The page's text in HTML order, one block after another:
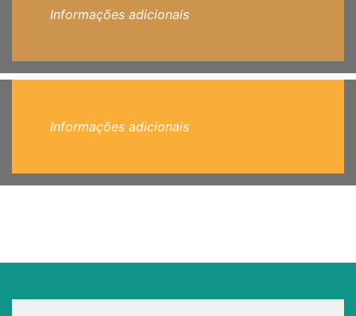
Informações adicionais
Informações adicionais